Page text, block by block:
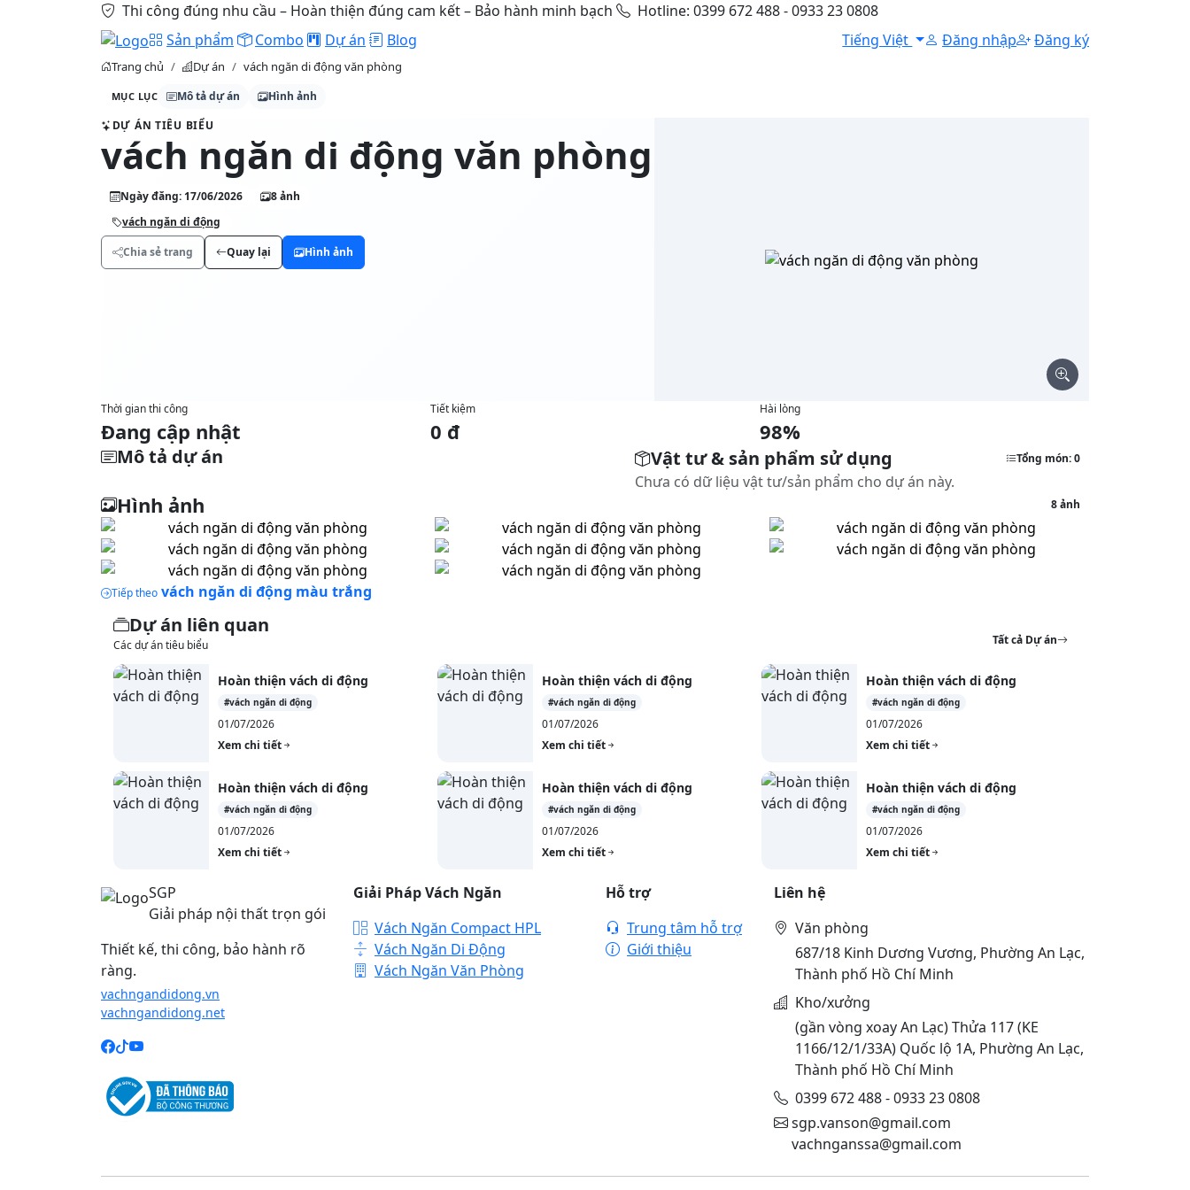
Thi công đúng nhu cầu – Hoàn thiện đúng cam kết – Bảo hành minh bạch
Hotline: 0399 672 488 - 0933 23 0808
Sản phẩm
Combo Dự án Blog Tiếng Việt Đăng nhập Đăng ký
Trang chủ Dự án vách ngăn di động văn phòng
MỤC LỤC Mô tả dự án
Hình ảnh
DỰ ÁN TIÊU BIỂU
vách ngăn di động văn phòng
Ngày đăng: 17/06/2026
8 ảnh
vách ngăn di động
Chia sẻ trang
Quay lại Hình ảnh
Thời gian thi công
Đang cập nhật
Tiết kiệm
0 đ
Hài lòng
98%
Mô tả dự án Vật tư & sản phẩm sử dụng Tổng món: 0
Chưa có dữ liệu vật tư/sản phẩm cho dự án này.
Hình ảnh 8 ảnh
Tiếp theo vách ngăn di động màu trắng
Dự án liên quan
Các dự án tiêu biểu Tất cả Dự án
Hoàn thiện vách di động
#vách ngăn di động
01/07/2026
Xem chi tiết
Hoàn thiện vách di động
#vách ngăn di động
01/07/2026
Xem chi tiết
Hoàn thiện vách di động
#vách ngăn di động
01/07/2026
Xem chi tiết
Hoàn thiện vách di động
#vách ngăn di động
01/07/2026
Xem chi tiết
Hoàn thiện vách di động
#vách ngăn di động
01/07/2026
Xem chi tiết
Hoàn thiện vách di động
#vách ngăn di động
01/07/2026
Xem chi tiết
SGP
Giải pháp nội thất trọn gói
Thiết kế, thi công, bảo hành rõ
ràng.
vachngandidong.vn
vachngandidong.net
Giải Pháp Vách Ngăn
Vách Ngăn Compact HPL
Vách Ngăn Di Động
Vách Ngăn Văn Phòng
Hỗ trợ
Trung tâm hỗ trợ
Giới thiệu
Liên hệ
Văn phòng
687/18 Kinh Dương Vương, Phường An Lạc,
Thành phố Hồ Chí Minh
Kho/xưởng
(gần vòng xoay An Lạc) Thửa 117 (KE
1166/12/1/33A) Quốc lộ 1A, Phường An Lạc,
Thành phố Hồ Chí Minh
0399 672 488 - 0933 23 0808
sgp.vanson@gmail.com
vachnganssa@gmail.com